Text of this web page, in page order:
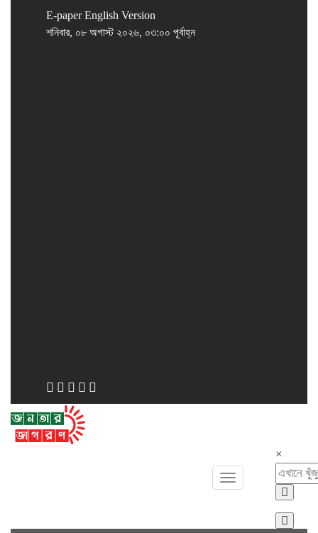
E-paper English Version
শনিবার, ০৮ অগাস্ট ২০২৬, ০৩:০০ পূর্বাহ্ন
Toggle
×